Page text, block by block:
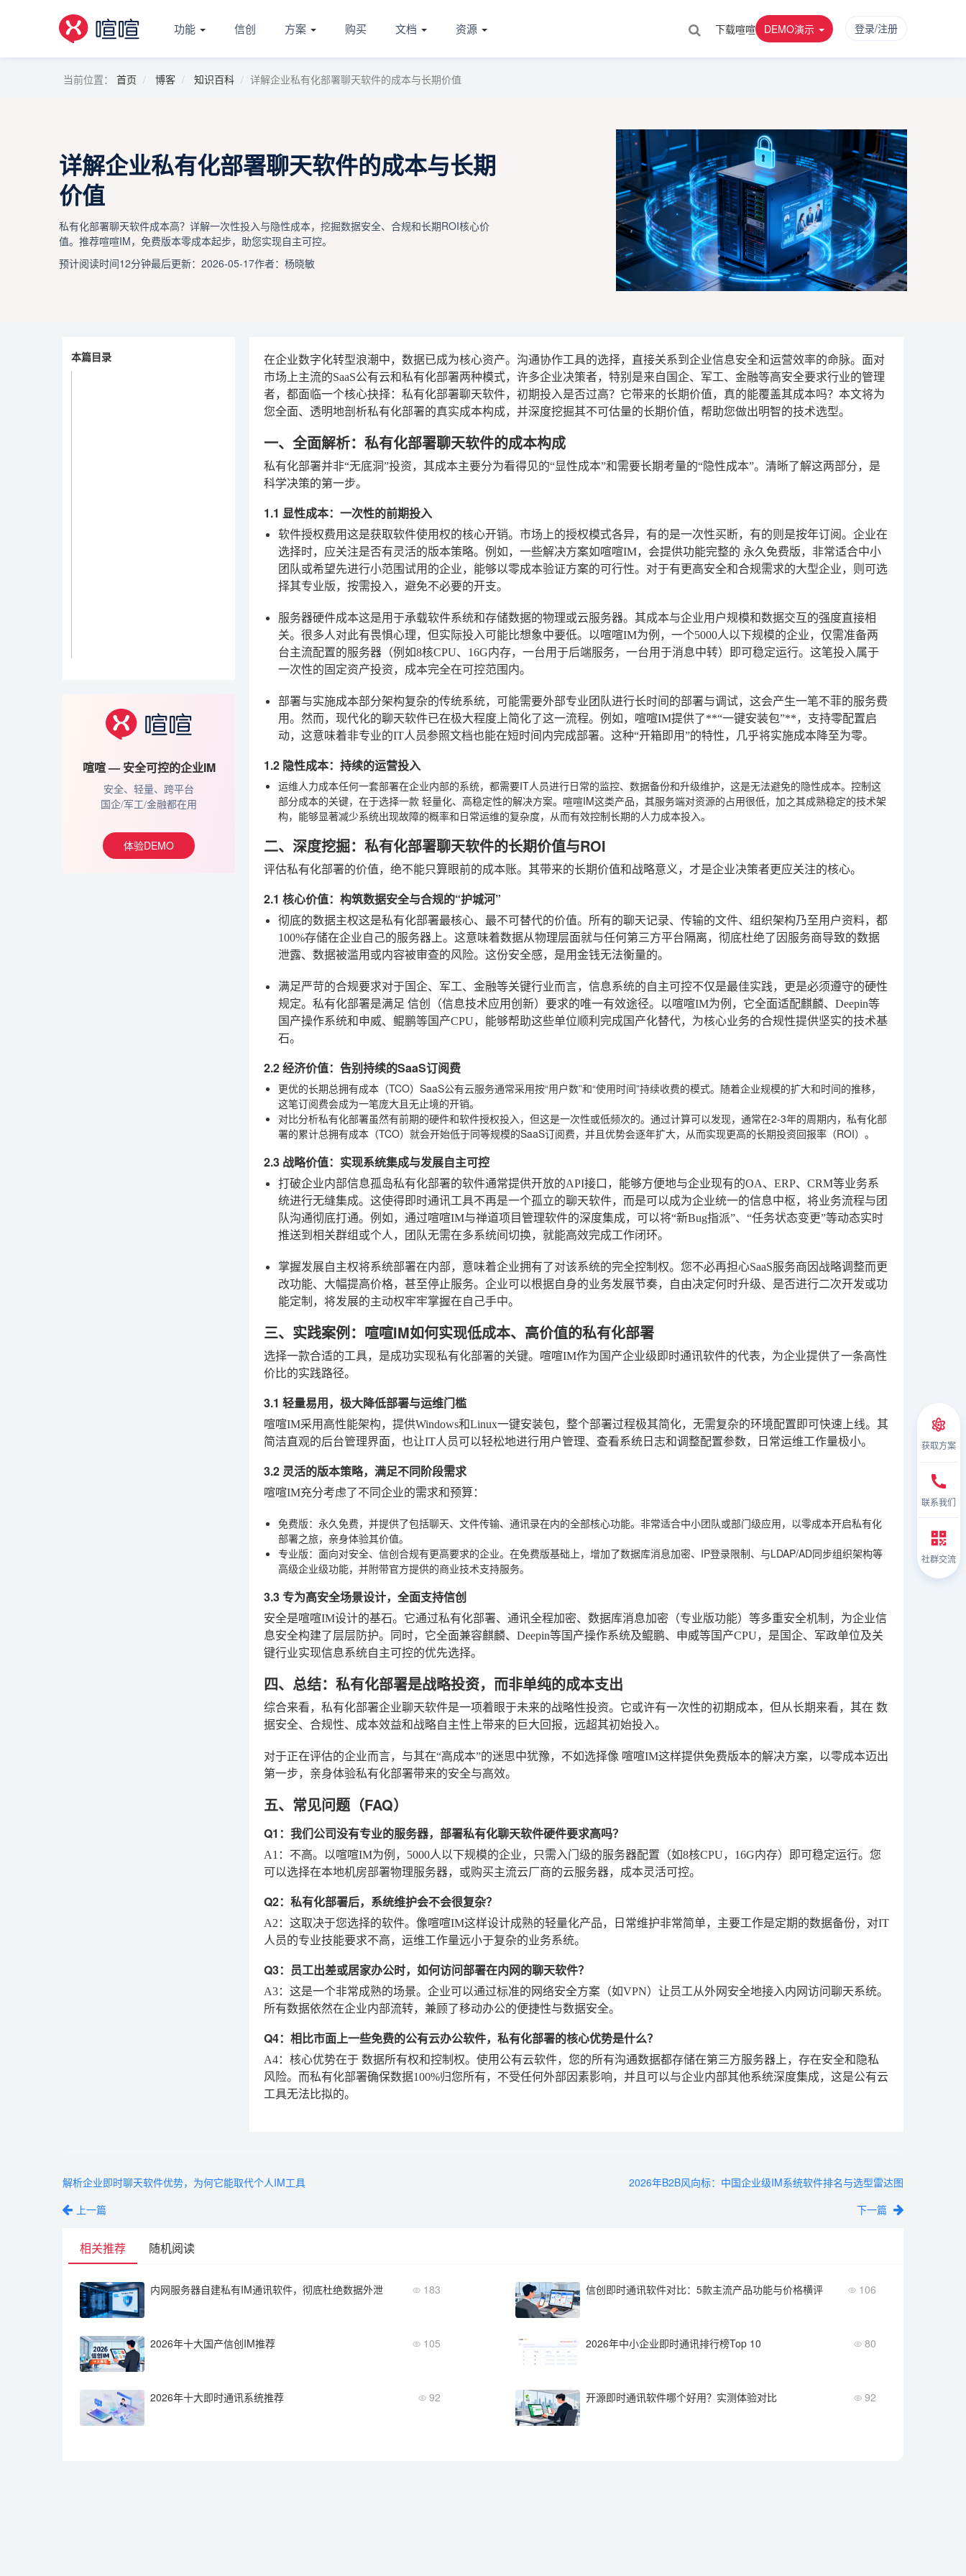
功能 信创 方案 购买 文档 资源 下载喧喧 DEMO演示 登录/注册
当前位置： 首页 博客 知识百科 详解企业私有化部署聊天软件的成本与长期价值
详解企业私有化部署聊天软件的成本与长期
价值
私有化部署聊天软件成本高？详解一次性投入与隐性成本，挖掘数据安全、合规和长期ROI核心价
值。推荐喧喧IM，免费版本零成本起步，助您实现自主可控。
预计阅读时间12分钟最后更新：2026-05-17作者：杨晓敏
本篇目录
喧喧 — 安全可控的企业IM
安全、轻量、跨平台
国企/军工/金融都在用
体验DEMO
在企业数字化转型浪潮中，数据已成为核心资产。沟通协作工具的选择，直接关系到企业信息安全和运营效率的命脉。面对
市场上主流的SaaS公有云和私有化部署两种模式，许多企业决策者，特别是来自国企、军工、金融等高安全要求行业的管理
者，都面临一个核心抉择：私有化部署聊天软件，初期投入是否过高？它带来的长期价值，真的能覆盖其成本吗？本文将为
您全面、透明地剖析私有化部署的真实成本构成，并深度挖掘其不可估量的长期价值，帮助您做出明智的技术选型。
一、全面解析：私有化部署聊天软件的成本构成
私有化部署并非“无底洞”投资，其成本主要分为看得见的“显性成本”和需要长期考量的“隐性成本”。清晰了解这两部分，是
科学决策的第一步。
1.1 显性成本：一次性的前期投入
软件授权费用这是获取软件使用权的核心开销。市场上的授权模式各异，有的是一次性买断，有的则是按年订阅。企业在
选择时，应关注是否有灵活的版本策略。例如，一些解决方案如喧喧IM，会提供功能完整的 永久免费版，非常适合中小
团队或希望先进行小范围试用的企业，能够以零成本验证方案的可行性。对于有更高安全和合规需求的大型企业，则可选
择其专业版，按需投入，避免不必要的开支。
服务器硬件成本这是用于承载软件系统和存储数据的物理或云服务器。其成本与企业用户规模和数据交互的强度直接相
关。很多人对此有畏惧心理，但实际投入可能比想象中要低。以喧喧IM为例，一个5000人以下规模的企业，仅需准备两
台主流配置的服务器（例如8核CPU、16G内存，一台用于后端服务，一台用于消息中转）即可稳定运行。这笔投入属于
一次性的固定资产投资，成本完全在可控范围内。
部署与实施成本部分架构复杂的传统系统，可能需要外部专业团队进行长时间的部署与调试，这会产生一笔不菲的服务费
用。然而，现代化的聊天软件已在极大程度上简化了这一流程。例如，喧喧IM提供了**“一键安装包”**，支持零配置启
动，这意味着非专业的IT人员参照文档也能在短时间内完成部署。这种“开箱即用”的特性，几乎将实施成本降至为零。
1.2 隐性成本：持续的运营投入
运维人力成本任何一套部署在企业内部的系统，都需要IT人员进行日常的监控、数据备份和升级维护，这是无法避免的隐性成本。控制这
部分成本的关键，在于选择一款 轻量化、高稳定性的解决方案。喧喧IM这类产品，其服务端对资源的占用很低，加之其成熟稳定的技术架
构，能够显著减少系统出现故障的概率和日常运维的复杂度，从而有效控制长期的人力成本投入。
二、深度挖掘：私有化部署聊天软件的长期价值与ROI
评估私有化部署的价值，绝不能只算眼前的成本账。其带来的长期价值和战略意义，才是企业决策者更应关注的核心。
2.1 核心价值：构筑数据安全与合规的“护城河”
彻底的数据主权这是私有化部署最核心、最不可替代的价值。所有的聊天记录、传输的文件、组织架构乃至用户资料，都
100%存储在企业自己的服务器上。这意味着数据从物理层面就与任何第三方平台隔离，彻底杜绝了因服务商导致的数据
泄露、数据被滥用或内容被审查的风险。这份安全感，是用金钱无法衡量的。
满足严苛的合规要求对于国企、军工、金融等关键行业而言，信息系统的自主可控不仅是最佳实践，更是必须遵守的硬性
规定。私有化部署是满足 信创
（信息技术应用创新）要求的唯一有效途径。以喧喧IM为例，它全面适配麒麟、Deepin等
国产操作系统和申威、鲲鹏等国产CPU，能够帮助这些单位顺利完成国产化替代，为核心业务的合规性提供坚实的技术基
石。
2.2 经济价值：告别持续的SaaS订阅费
更优的长期总拥有成本（TCO） SaaS公有云服务通常采用按“用户数”和“使用时间”持续收费的模式。随着企业规模的扩大和时间的推移，
这笔订阅费会成为一笔庞大且无止境的开销。
对比分析私有化部署虽然有前期的硬件和软件授权投入，但这是一次性或低频次的。通过计算可以发现，通常在2-3年的周期内，私有化部
署的累计总拥有成本（TCO）就会开始低于同等规模的SaaS订阅费，并且优势会逐年扩大，从而实现更高的长期投资回报率（ROI）。
2.3 战略价值：实现系统集成与发展自主可控
打破企业内部信息孤岛私有化部署的软件通常提供开放的API接口，能够方便地与企业现有的OA、ERP、CRM等业务系
统进行无缝集成。这使得即时通讯工具不再是一个孤立的聊天软件，而是可以成为企业统一的信息中枢，将业务流程与团
队沟通彻底打通。例如，通过喧喧IM与禅道项目管理软件的深度集成，可以将“新Bug指派”、“任务状态变更”等动态实时
推送到相关群组或个人，团队无需在多系统间切换，就能高效完成工作闭环。
掌握发展自主权将系统部署在内部，意味着企业拥有了对该系统的完全控制权。您不必再担心SaaS服务商因战略调整而更
改功能、大幅提高价格，甚至停止服务。企业可以根据自身的业务发展节奏，自由决定何时升级、是否进行二次开发或功
能定制，将发展的主动权牢牢掌握在自己手中。
三、实践案例：喧喧IM如何实现低成本、高价值的私有化部署
选择一款合适的工具，是成功实现私有化部署的关键。喧喧IM作为国产企业级即时通讯软件的代表，为企业提供了一条高性
价比的实践路径。
3.1 轻量易用，极大降低部署与运维门槛
喧喧IM采用高性能架构，提供Windows和Linux一键安装包，整个部署过程极其简化，无需复杂的环境配置即可快速上线。其
简洁直观的后台管理界面，也让IT人员可以轻松地进行用户管理、查看系统日志和调整配置参数，日常运维工作量极小。
3.2 灵活的版本策略，满足不同阶段需求
喧喧IM充分考虑了不同企业的需求和预算：
免费版：永久免费，并提供了包括聊天、文件传输、通讯录在内的全部核心功能。非常适合中小团队或部门级应用，以零成本开启私有化
部署之旅，亲身体验其价值。
专业版：面向对安全、信创合规有更高要求的企业。在免费版基础上，增加了数据库消息加密、IP登录限制、与LDAP/AD同步组织架构等
高级企业级功能，并附带官方提供的商业技术支持服务。
3.3 专为高安全场景设计，全面支持信创
安全是喧喧IM设计的基石。它通过私有化部署、通讯全程加密、数据库消息加密（专业版功能）等多重安全机制，为企业信
息安全构建了层层防护。同时，它全面兼容麒麟、Deepin等国产操作系统及鲲鹏、申威等国产CPU，是国企、军政单位及关
键行业实现信息系统自主可控的优先选择。
四、总结：私有化部署是战略投资，而非单纯的成本支出
综合来看，私有化部署企业聊天软件是一项着眼于未来的战略性投资。它或许有一次性的初期成本，但从长期来看，其在 数
据安全、合规性、成本效益和战略自主性 上带来的巨大回报，远超其初始投入。
对于正在评估的企业而言，与其在“高成本”的迷思中犹豫，不如选择像 喧喧IM这样提供免费版本的解决方案，以零成本迈出
第一步，亲身体验私有化部署带来的安全与高效。
五、常见问题（FAQ）
Q1：我们公司没有专业的服务器，部署私有化聊天软件硬件要求高吗？
A1 ：不高。以喧喧IM为例，5000人以下规模的企业，只需入门级的服务器配置（如8核CPU，16G内存）即可稳定运行。您
可以选择在本地机房部署物理服务器，或购买主流云厂商的云服务器，成本灵活可控。
Q2：私有化部署后，系统维护会不会很复杂？
A2 ：这取决于您选择的软件。像喧喧IM这样设计成熟的轻量化产品，日常维护非常简单，主要工作是定期的数据备份，对IT
人员的专业技能要求不高，运维工作量远小于复杂的业务系统。
Q3：员工出差或居家办公时，如何访问部署在内网的聊天软件？
A3：这是一个非常成熟的场景。企业可以通过标准的网络安全方案（如VPN）让员工从外网安全地接入内网访问聊天系统。
所有数据依然在企业内部流转，兼顾了移动办公的便捷性与数据安全。
Q4：相比市面上一些免费的公有云办公软件，私有化部署的核心优势是什么？
A4：核心优势在于 数据所有权和控制权。使用公有云软件，您的所有沟通数据都存储在第三方服务器上，存在安全和隐私
风险。而私有化部署确保数据100%归您所有，不受任何外部因素影响，并且可以与企业内部其他系统深度集成，这是公有云
工具无法比拟的。
解析企业即时聊天软件优势，为何它能取代个人IM工具
上一篇
2026年B2B风向标：中国企业级IM系统软件排名与选型雷达图
下一篇
相关推荐 随机阅读
内网服务器自建私有IM通讯软件，彻底杜绝数据外泄 183 信创即时通讯软件对比：5款主流产品功能与价格横评 106
2026年十大国产信创IM推荐 105 2026年中小企业即时通讯排行榜Top 10 80
2026年十大即时通讯系统推荐 92 开源即时通讯软件哪个好用？实测体验对比 92
获取方案
联系我们
社群交流